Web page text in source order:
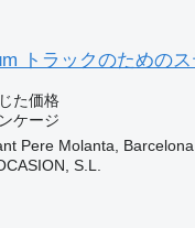
トラックのための
た価格
ケージ
Pere Molanta, Barcelona
S.L.